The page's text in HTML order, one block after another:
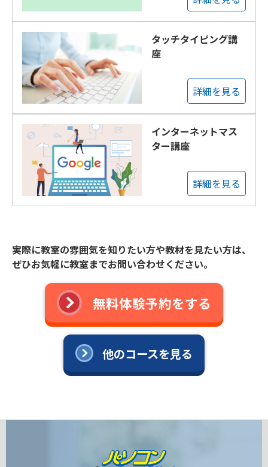
タッチタイピング講
座
詳細を見る
インターネットマス
ター講座
詳細を見る
実際に教室の雰囲気を知りたい方や教材を見たい方は、
ぜひお気軽に教室までお問い合わせください。
無料体験予約をする
他のコースを見る